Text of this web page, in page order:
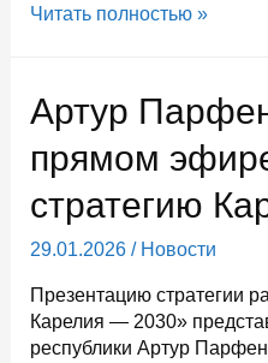
Глава
Москве
развития
республики
до
2030
Читать полностью »
Артур
прямом
стратегию
29.01.2026/ Новости
Презентацию стратегии
Карелия — 2030»
республики Артур